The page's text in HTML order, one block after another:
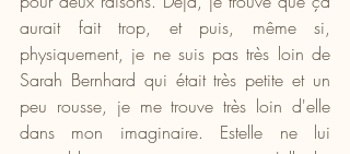
aurait fait trop, et puis, même si,
physiquement, je ne suis pas très loin de
Sarah Bernhard qui était très petite et un
peu rousse, je me trouve très loin d'elle
dans mon imaginaire. Estelle ne lui